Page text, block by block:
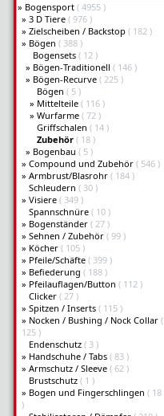
» Bogensport ( 4955 )
» 3 D Tiere ( 976 )
» Zielscheiben / Backstop ( 182 )
» Bögen ( 388 )
Bogensets ( 12 )
» Bögen-Traditionell ( 146 )
» Bögen-Recurve ( 225 )
Bögen ( 5 )
» Mittelteile ( 116 )
» Wurfarme ( 72 )
Griffschalen ( 14 )
Zubehör ( 18 )
» Bogenbau ( 5 )
» Compound und Zubehör ( 546 )
» Armbrust/Blasrohr ( 184 )
Schleudern ( 30 )
» Visiere ( 349 )
Spannschnüre ( 10 )
» Bogenständer ( 27 )
» Sehnen / Zubehör ( 99 )
» Köcher ( 105 )
» Pfeile/Schäfte ( 399 )
» Befiederung ( 188 )
» Pfeilauflagen/Button ( 112 )
Clicker ( 27 )
» Spitzen / Inserts ( 115 )
» Nocken / Bushing / Nock Collar (
125 )
Endenschutz ( 3 )
» Handschuhe / Tabs ( 83 )
» Armschutz / Sleeve ( 62 )
Brustschutz ( 1 )
» Bogen und Fingerschlingen ( 18
)